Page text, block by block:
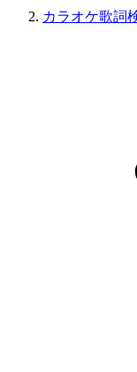
カラオケ歌詞